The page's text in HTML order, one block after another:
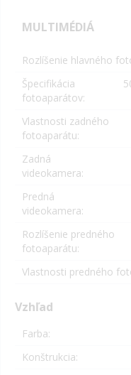
MULTIMÉDIÁ
Rozlíšenie hlavného
Špecifikácia
fotoaparátov:
Vlastnosti zadného
fotoaparátu:
Zadná
videokamera:
Predná
videokamera:
Rozlíšenie predného
fotoaparátu:
Vlastnosti predného
Vzhľad
Farba:
Konštrukcia: